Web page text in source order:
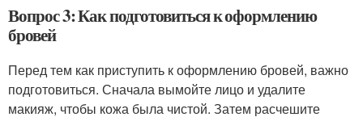
Вопрос 3: Как подготовиться к оформлению
бровей
Перед тем как приступить к оформлению бровей, важно
подготовиться. Сначала вымойте лицо и удалите
макияж, чтобы кожа была чистой. Затем расчешите